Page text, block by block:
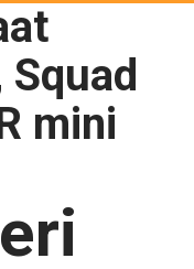
mini